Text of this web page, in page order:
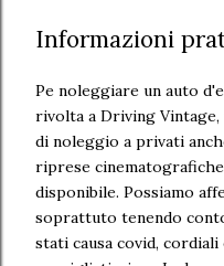
Informazioni
Pe noleggiare un auto
rivolta a Driving
di noleggio a privati
riprese
disponibile. Possiamo
soprattuto tenendo
stati causa covid,